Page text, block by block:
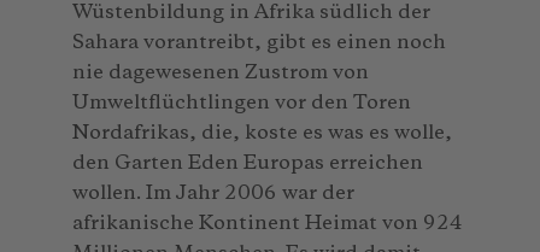
Wüstenbildung in Afrika südlich der
Sahara vorantreibt, gibt es einen noch
nie dagewesenen Zustrom von
Umweltflüchtlingen vor den Toren
Nordafrikas, die, koste es was es wolle,
den Garten Eden Europas erreichen
wollen. Im Jahr 2006 war der
afrikanische Kontinent Heimat von 924